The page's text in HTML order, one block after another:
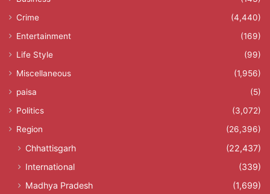
Crime
(4,440)
Entertainment
(169)
Life Style
(99)
Miscellaneous
(1,956)
paisa
(5)
Politics
(3,072)
Region
(26,396)
Chhattisgarh
(22,437)
International
(339)
Madhya Pradesh
(1,699)